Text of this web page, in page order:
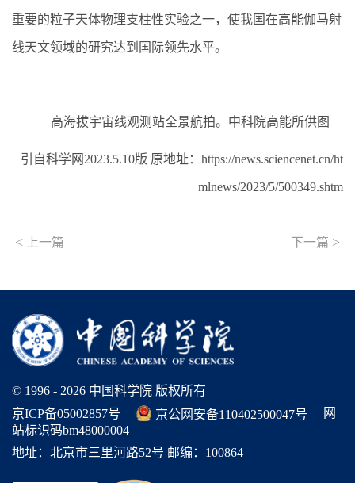
重要的粒子天体物理支柱性实验之一，使我国在高能伽马射
线天文领域的研究达到国际领先水平。
高海拔宇宙线观测站全景航拍。中科院高能所供图
引自科学网2023.5.10版 原地址：https://news.sciencenet.cn/ht
mlnews/2023/5/500349.shtm
< 上一篇 下一篇 >
© 1996 - 2026 中国科学院 版权所有
京ICP备05002857号
京公网安备110402500047号
网
站标识码bm48000004
地址：北京市三里河路52号 邮编：100864